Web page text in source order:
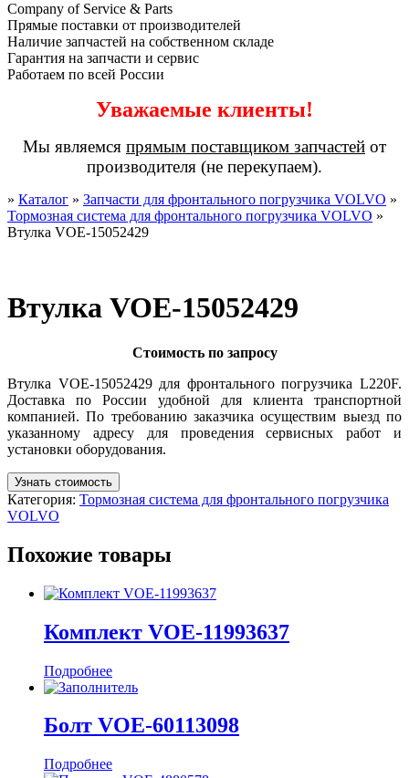
Company of Service & Parts
Прямые поставки от производителей
Наличие запчастей на собственном складе
Гарантия на запчасти и сервис
Работаем по всей России
Уважаемые клиенты!
Мы являемся прямым поставщиком запчастей от
производителя (не перекупаем).
» Каталог » Запчасти для фронтального погрузчика VOLVO »
Тормозная система для фронтального погрузчика VOLVO »
Втулка VOE-15052429
Втулка VOE-15052429
Стоимость по запросу
Втулка VOE-15052429 для фронтального погрузчика L220F.
Доставка по России удобной для клиента транспортной
компанией. По требованию заказчика осуществим выезд по
указанному адресу для проведения сервисных работ и
установки оборудования.
Узнать стоимость
Категория: Тормозная система для фронтального погрузчика
VOLVO
Похожие товары
Комплект VOE-11993637
Подробнее
Болт VOE-60113098
Подробнее